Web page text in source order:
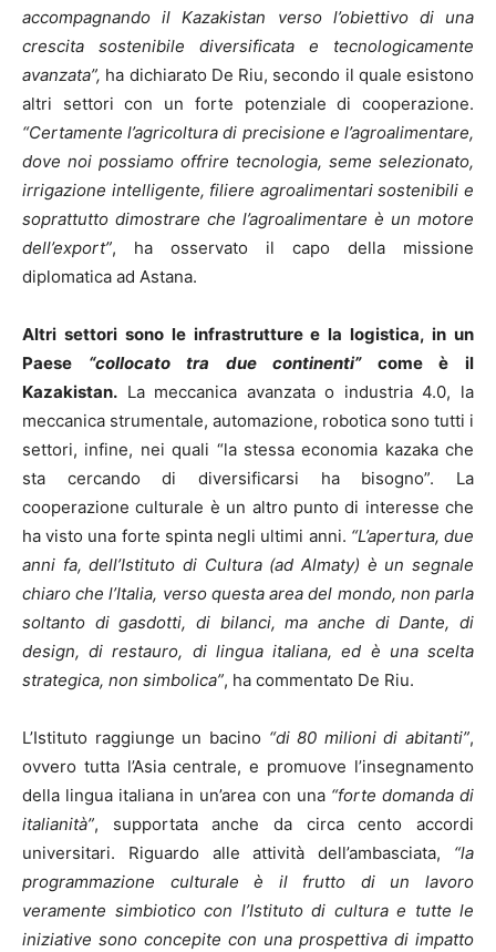
accompagnando il Kazakistan verso l’obiettivo di una
crescita sostenibile diversificata e tecnologicamente
avanzata”, ha dichiarato De Riu, secondo il quale esistono
altri settori con un forte potenziale di cooperazione.
“Certamente l’agricoltura di precisione e l’agroalimentare,
dove noi possiamo offrire tecnologia, seme selezionato,
irrigazione intelligente, filiere agroalimentari sostenibili e
soprattutto dimostrare che l’agroalimentare è un motore
dell’export”, ha osservato il capo della missione
diplomatica ad Astana.
Altri settori sono le infrastrutture e la logistica, in un
Paese “collocato tra due continenti”come è il
Kazakistan. La meccanica avanzata o industria 4.0, la
meccanica strumentale, automazione, robotica sono tutti i
settori, infine, nei quali “la stessa economia kazaka che
sta cercando di diversificarsi ha bisogno”. La
cooperazione culturale è un altro punto di interesse che
ha visto una forte spinta negli ultimi anni. “L’apertura, due
anni fa, dell’Istituto di Cultura (ad Almaty) è un segnale
chiaro che l’Italia, verso questa area del mondo, non parla
soltanto di gasdotti, di bilanci, ma anche di Dante, di
design, di restauro, di lingua italiana, ed è una scelta
strategica, non simbolica”, ha commentato De Riu.
L’Istituto raggiunge un bacino “di 80 milioni di abitanti”,
ovvero tutta l’Asia centrale, e promuove l’insegnamento
della lingua italiana in un’area con una “forte domanda di
italianità”, supportata anche da circa cento accordi
universitari. Riguardo alle attività dell’ambasciata, “la
programmazione culturale è il frutto di un lavoro
veramente simbiotico con l’Istituto di cultura e tutte le
iniziative sono concepite con una prospettiva di impatto